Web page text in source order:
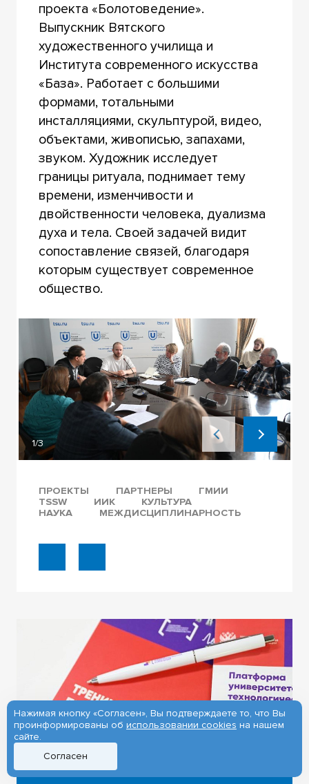
проекта «Болотоведение».
Выпускник Вятского
художественного училища и
Института современного искусства
«База». Работает с большими
формами, тотальными
инсталляциями, скульптурой, видео,
объектами, живописью, запахами,
звуком. Художник исследует
границы ритуала, поднимает тему
времени, изменчивости и
двойственности человека, дуализма
духа и тела. Своей задачей видит
сопоставление связей, благодаря
которым существует современное
общество.
1/3
ПРОЕКТЫ ПАРТНЕРЫ
ГМИИ
TSSW
ИИК
КУЛЬТУРА
НАУКА
МЕЖДИСЦИПЛИНАРНОСТЬ
21.03.2024
Нажимая кнопку «Согласен», Вы подтверждаете то, что Вы
проинформированы об использовании cookies на нашем
сайте.
Согласен